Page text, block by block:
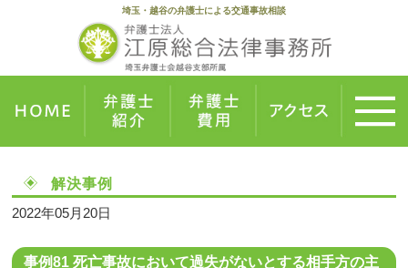
埼玉・越谷の弁護士による交通事故相談
解決事例
2022年05月20日
事例81 死亡事故において過失がないとする相手方の主